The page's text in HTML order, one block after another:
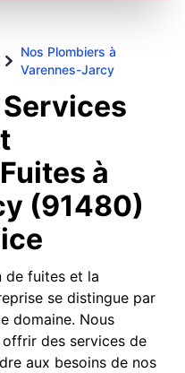
Nos Plombiers à
Varennes-Jarcy
à
(91480)
de fuites et la
se distingue par
domaine. Nous
des services de
aux besoins de nos